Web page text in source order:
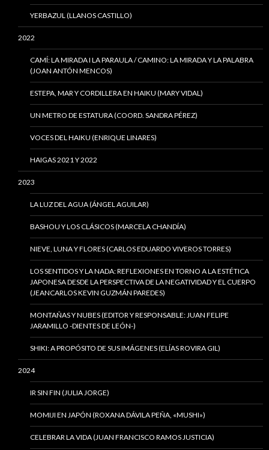
YERBAZUL (LLANOS CASTILLO)
2022
CAMÍ: LA MIRADA I LA PARAULA / CAMINO: LA MIRADA Y LA PALABRA
(JOAN ANTÓN MENCOS)
ESTEPA, MAR Y CORDILLERA EN HAIKU (MARY VIDAL)
UN METRO DE ESTATURA (COORD. SANDRA PÉREZ)
VOCES DEL HAIKU (ENRIQUE LINARES)
HAIGAS 2021 Y 2022
2023
LA LUZ DEL AGUA (ÁNGEL AGUILAR)
BASHOU Y LOS CLÁSICOS (MARCELA CHANDÍA)
NIEVE, LUNA Y FLORES (CARLOS EDUARDO VIVEROS TORRES)
LOS SENTIDOS Y LA NADA: REFLEXIONES EN TORNO A LA ESTÉTICA
JAPONESA DESDE LA PERSPECTIVA DE LA NEGATIVIDAD Y EL CUERPO
(JEANCARLOS KEVIN GUZMÁN PAREDES)
MONTAÑAS Y NUBES (EDITOR Y RESPONSABLE: JUAN FELIPE
JARAMILLO -DIENTES DE LEÓN-)
SHIKI: A PROPÓSITO DE SUS IMÁGENES (ELÍAS ROVIRA GIL)
2024
IR SIN FIN (JULIA JORGE)
MOMIJI EN JAPÓN (ROXANA DÁVILA PEÑA, «MUSHI»)
CELEBRAR LA VIDA (JUAN FRANCISCO RAMOS JUSTICIA)